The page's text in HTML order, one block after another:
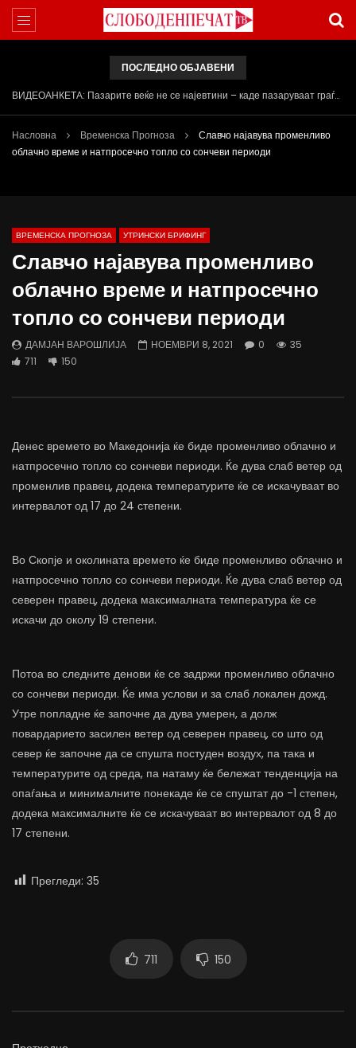
ПОСЛЕДНО ОБЈАВЕНИ
Арсовски: „Се вариме како жаби, додека сме надвор од ЕУ“
Насловна Временска Прогноза
Славчо најавува променливо
облачно време и натпросечно топло со сончеви периоди
ВРЕМЕНСКА ПРОГНОЗА УТРИНСКИ БРИФИНГ
Славчо најавува променливо
облачно време и натпросечно
топло со сончеви периоди
ДАМЈАН ВАРОШЛИЈА НОЕМВРИ 8, 2021 0
35
711
150
Денес времето во Македонија ќе биде променливо облачно и
натпросечно топло со сончеви периоди. Ќе дува слаб ветер од
променлив правец, додека температурите ќе се искачуваат во
интервалот од 17 до 24 степени.
Во Скопје и околината времето ќе биде променливо облачно и
натпросечно топло со сончеви периоди. Ќе дува слаб ветер од
северен правец, додека максималната температура ќе се
искачи до околу 19 степени.
Потоа во следните денови ќе се задржи променливо облачно
со сончеви периоди. Ќе има услови и за слаб локален дожд.
Утре попладне ќе започне да дува умерен, а долж
повардарието засилен ветер од северен правец, со што од
север ќе започне да се спушта постуден воздух, па така и
температурите од среда, па натаму ќе бележат тенденција на
опаѓања и минималните понекаде ќе се спуштат до -1 степен,
додека максималните ќе се искачуваат во интервалот од 8 до
17 степени.
Прегледи: 35
711 150